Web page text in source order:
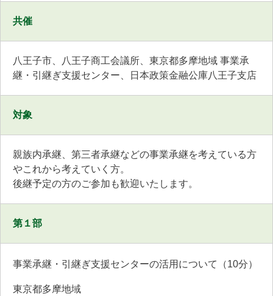
共催
八王子市、八王子商工会議所、東京都多摩地域 事業承
継・引継ぎ支援センター、日本政策金融公庫八王子支店
対象
親族内承継、第三者承継などの事業承継を考えている方
やこれから考えていく方。
後継予定の方のご参加も歓迎いたします。
第１部
事業承継・引継ぎ支援センターの活用について（10分）
東京都多摩地域